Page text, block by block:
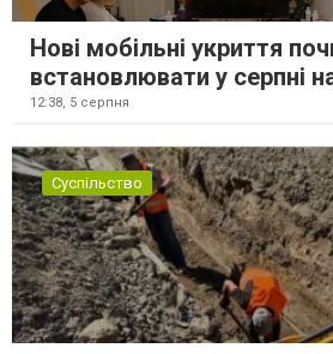
Нові мобільні укриття
встановлювати у серпні
12:38, 5 серпня
Суспільство